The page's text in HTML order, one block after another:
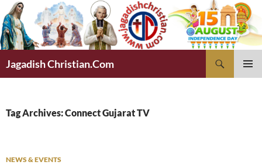
Skip
to
content
Jagadish Christian.Com
Tag Archives: Connect Gujarat TV
NEWS & EVENTS